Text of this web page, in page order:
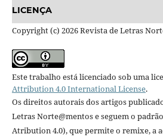
LICENÇA
Copyright (c) 2026 Revista de Letras
Este trabalho está licenciado sob uma
Attribution 4.0 International License.
Os direitos autorais dos artigos
Letras Norte@mentos e seguem o padrão
Atribution 4.0), que permite o remixe, a